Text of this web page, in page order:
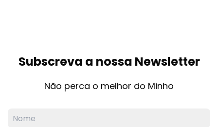
Subscreva a nossa Newsletter
Não perca o melhor do Minho